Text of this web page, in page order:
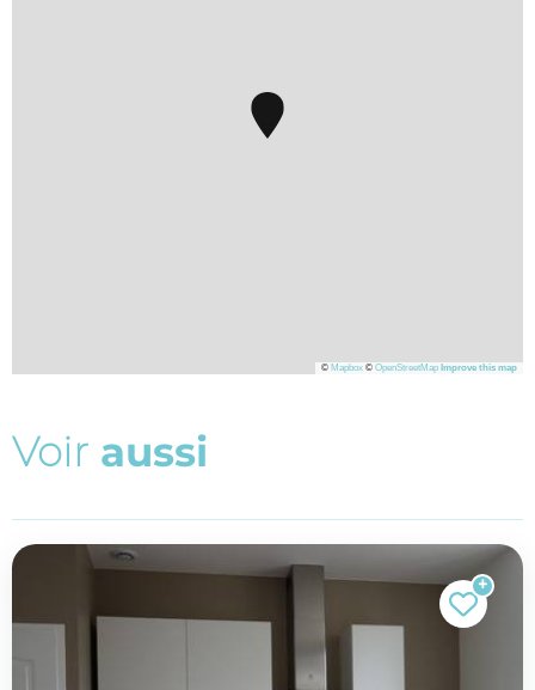
© Mapbox © OpenStreetMap Improve this map
Voir aussi